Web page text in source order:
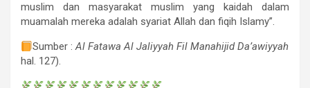
muslim dan masyarakat muslim yang kaidah dalam
muamalah mereka adalah syariat Allah dan fiqih Islamy”.
Sumber :Al Fatawa Al Jaliyyah Fil Manahijid Da’awiyyah
hal. 127).